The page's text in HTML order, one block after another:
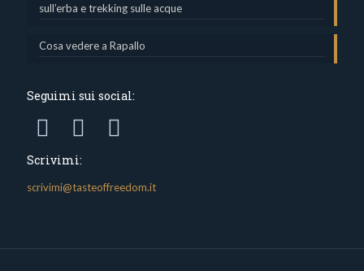
sull’erba e trekking sulle acque
Cosa vedere a Rapallo
Seguimi sui social:
Scrivimi:
scrivimi@tasteoffreedom.it